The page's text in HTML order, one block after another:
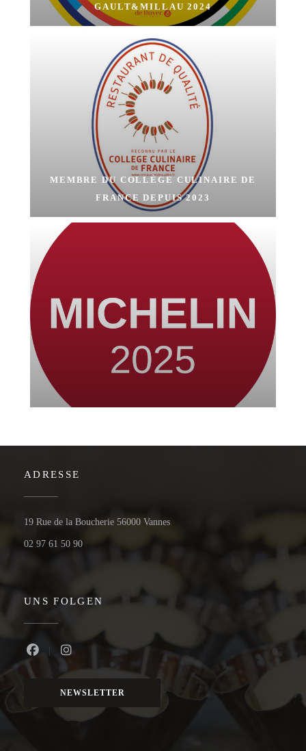
GAULT&MILLAU 2024
MEMBRE DU COLLÈGE CULINAIRE DE
FRANCE DEPUIS 2023
ADRESSE
19 Rue de la Boucherie 56000 Vannes((öffnet ein neues Fenster))
02 97 61 50 90
UNS FOLGEN
Facebook ((öffnet ein neues Fenster))
Instagram ((öffnet ein neues Fenster))
NEWSLETTER